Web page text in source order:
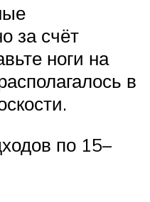
за счёт
ноги на
в
по 15–